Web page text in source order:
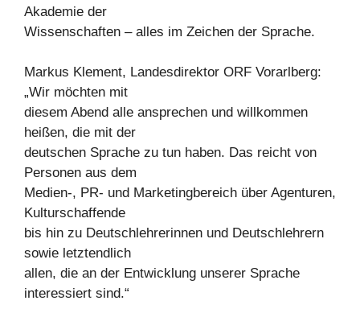
Akademie der
Wissenschaften – alles im Zeichen der Sprache.
Markus Klement, Landesdirektor ORF Vorarlberg:
„Wir möchten mit
diesem Abend alle ansprechen und willkommen
heißen, die mit der
deutschen Sprache zu tun haben. Das reicht von
Personen aus dem
Medien-, PR- und Marketingbereich über Agenturen,
Kulturschaffende
bis hin zu Deutschlehrerinnen und Deutschlehrern
sowie letztendlich
allen, die an der Entwicklung unserer Sprache
interessiert sind.“